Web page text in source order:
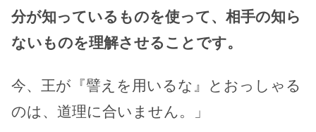
分が知っているものを使って、相手の知ら
ないものを理解させることです。
今、王が『譬えを用いるな』とおっしゃる
のは、道理に合いません。」